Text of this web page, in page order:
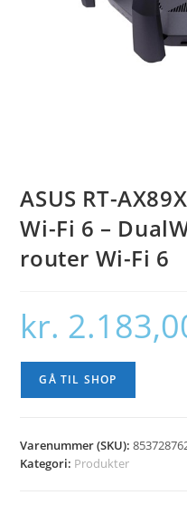
ASUS RT-
Wi-Fi 6 –
router Wi-Fi 6
kr.
GÅ TIL SHOP
Varenummer (SKU):
Kategori: Produkter